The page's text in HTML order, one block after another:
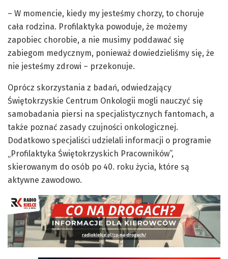
– W momencie, kiedy my jesteśmy chorzy, to choruje
cała rodzina. Profilaktyka powoduje, że możemy
zapobiec chorobie, a nie musimy poddawać się
zabiegom medycznym, ponieważ dowiedzieliśmy się, że
nie jesteśmy zdrowi – przekonuje.
Oprócz skorzystania z badań, odwiedzający
Świętokrzyskie Centrum Onkologii mogli nauczyć się
samobadania piersi na specjalistycznych fantomach, a
także poznać zasady czujności onkologicznej.
Dodatkowo specjaliści udzielali informacji o programie
„Profilaktyka Świętokrzyskich Pracowników”,
skierowanym do osób po 40. roku życia, które są
aktywne zawodowo.